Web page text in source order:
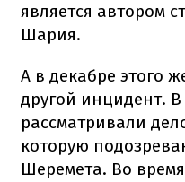
является автором
Шария.
А в декабре этого
другой инцидент.
рассматривали
которую
Шеремета. Во